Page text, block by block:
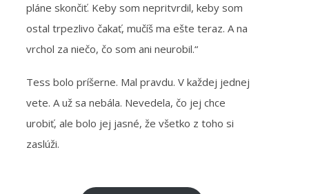
pláne skončiť. Keby som nepritvrdil, keby som
ostal trpezlivo čakať, mučíš ma ešte teraz. A na
vrchol za niečo, čo som ani neurobil.“
Tess bolo príšerne. Mal pravdu. V každej jednej
vete. A už sa nebála. Nevedela, čo jej chce
urobiť, ale bolo jej jasné, že všetko z toho si
zaslúži.